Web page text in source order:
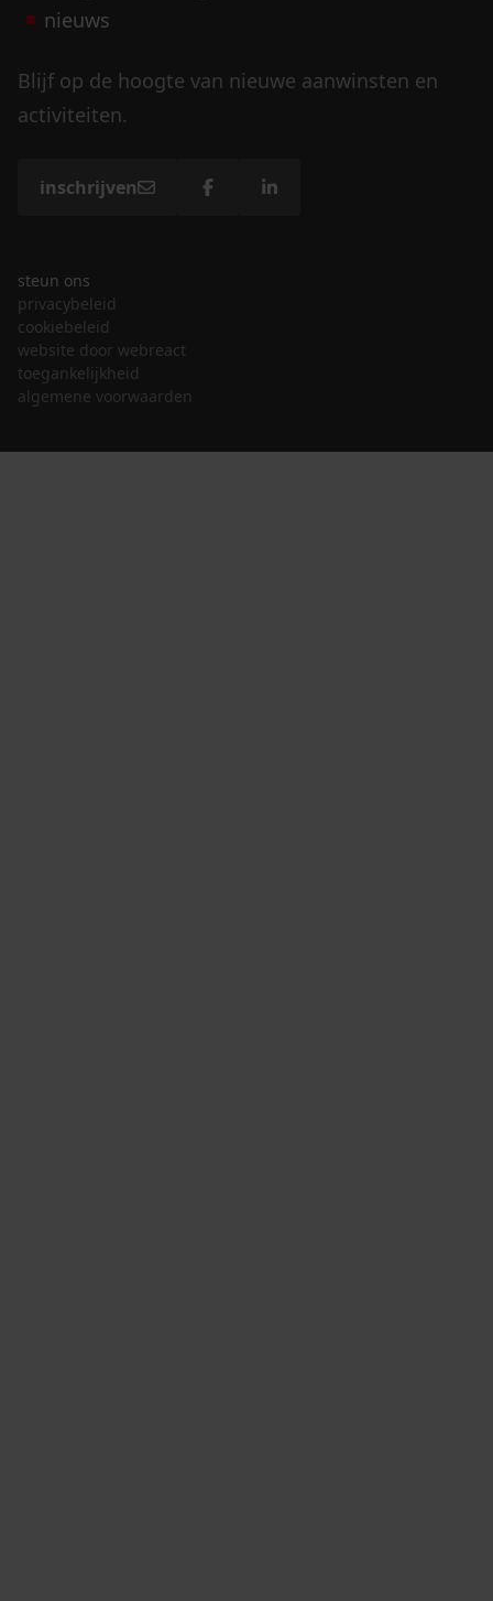
nieuws
Blijf op de hoogte van nieuwe aanwinsten en
activiteiten.
inschrijven
steun ons
privacybeleid
cookiebeleid
website door webreact
toegankelijkheid
algemene voorwaarden